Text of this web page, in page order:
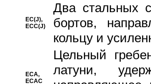
EC(J),
ECC(J)
Два стальных
бортов,
кольцу и
ECA,
ECAC
Цельный
латуни,